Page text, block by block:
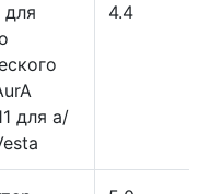
для
для а/
4.4